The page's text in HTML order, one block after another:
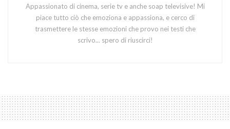
Appassionato di cinema, serie tv e anche soap televisive! Mi
piace tutto ciò che emoziona e appassiona, e cerco di
trasmettere le stesse emozioni che provo nei testi che
scrivo... spero di riuscirci!